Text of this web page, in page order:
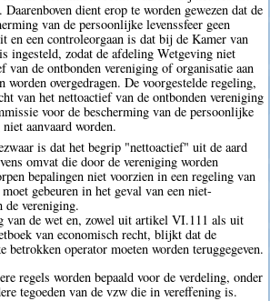
dient erop te worden gewezen dat de
van de persoonlijke levenssfeer geen
en een controleorgaan is dat bij de Kamer van
ingesteld, zodat de afdeling Wetgeving niet
van de ontbonden vereniging of organisatie aan
worden overgedragen. De voorgestelde regeling,
van het nettoactief van de ontbonden vereniging
voor de bescherming van de persoonlijke
aanvaard worden.
is dat het begrip "nettoactief" uit de aard
omvat die door de vereniging worden
bepalingen niet voorzien in een regeling van
gebeuren in het geval van een niet-
vereniging.
van de wet en, zowel uit artikel VI.111 als uit
van economisch recht, blijkt dat de
betrokken operator moeten worden teruggegeven.
regels worden bepaald voor de verdeling, onder
tegoeden van de vzw die in vereffening is.